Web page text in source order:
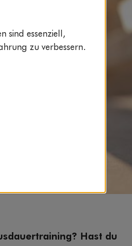
Hast du
sind essenziell,
zu verbessern.